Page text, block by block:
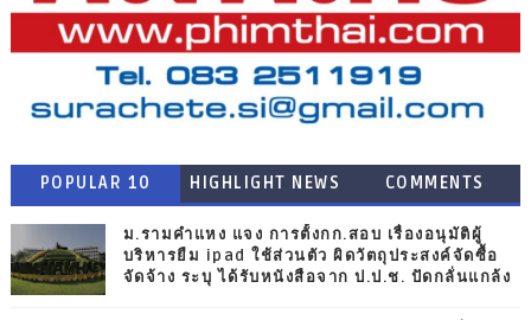
POPULAR 10 HIGHLIGHT NEWS COMMENTS
ม.รามคำแหง แจง การตั้งกก.สอบ เรื่องอนุมัติผู้
บริหารยืม ipad ใช้ส่วนตัว ผิดวัตถุประสงค์จัดซื้อ
จัดจ้าง ระบุ ได้รับหนังสือจาก ป.ป.ช. ปัดกลั่นแกล้ง